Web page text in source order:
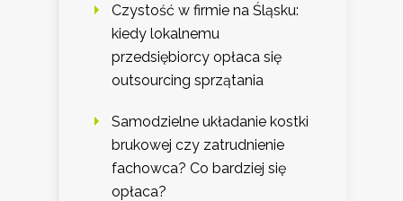
Czystość w firmie na Śląsku:
kiedy lokalnemu
przedsiębiorcy opłaca się
outsourcing sprzątania
Samodzielne układanie kostki
brukowej czy zatrudnienie
fachowca? Co bardziej się
opłaca?